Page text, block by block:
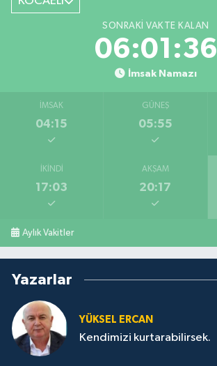
SONRAKI VAKTE KALAN
06:01:36
İmsak Namazı
İMSAK
04:15
GÜNEŞ
05:55
İKINDI
17:03
AKŞAM
20:17
Aylık Vakitler
Yazarlar
YÜKSEL ERCAN
Kendimizi kurtarabilirsek.